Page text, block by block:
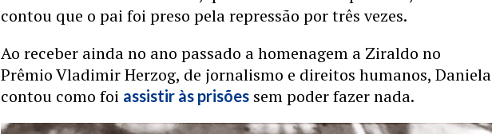
contou que o pai foi preso pela repressão por três vezes.
Ao receber ainda no ano passado a homenagem a Ziraldo no
Prêmio Vladimir Herzog, de jornalismo e direitos humanos, Daniela
contou como foi assistir às prisões sem poder fazer nada.